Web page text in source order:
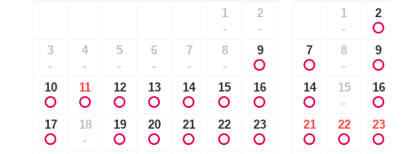
1
-
2
-
3
-
4
-
5
-
6
-
7
-
8
-
9
10 11 12 13 14 15 16
17 18
-
19 20 21 22 23
1
-
2
7 8
-
9
14 15
-
16
21 22 23